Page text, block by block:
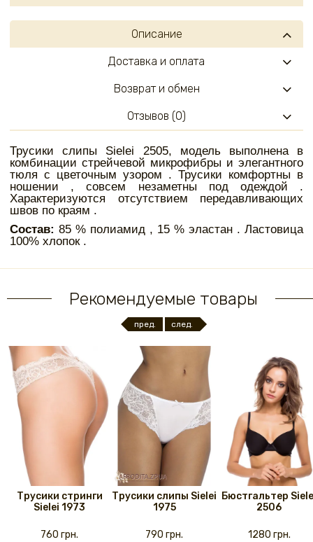
Описание
Трусики слипы Sielei 2505, модель выполнена в
комбинации стрейчевой микрофибры и элегантного
тюля с цветочным узором . Трусики комфортны в
ношении , совсем незаметны под одеждой .
Характеризуются отсутствием передавливающих
швов по краям .
Состав: 85 % полиамид , 15 % эластан . Ластовица
100% хлопок .
Доставка и оплата
Возврат и обмен
Отзывов (0)
Рекомендуемые товары
пред. след.
Трусики стринги
Sielei 1973
760 грн.
Трусики слипы Sielei
1975
790 грн.
Бюстгальтер
2506
1280 грн.